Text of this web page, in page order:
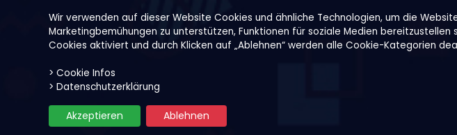
Wir verwenden auf dieser Website Cookies und ähnliche Technologien, um die
Marketingbemühungen zu unterstützen, Funktionen für soziale Medien
Cookies aktiviert und durch Klicken auf „Ablehnen“ werden alle Cookie-Kategorien
> Cookie Infos
> Datenschutzerklärung
Ablehnen
Akzeptieren
Unsere Produkte